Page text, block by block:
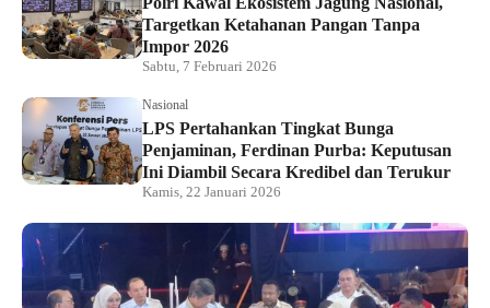
Targetkan Ketahanan Pangan Tanpa
Impor 2026
Sabtu, 7 Februari 2026
Nasional
LPS Pertahankan Tingkat Bunga
Penjaminan, Ferdinan Purba: Keputusan
Ini Diambil Secara Kredibel dan Terukur
Kamis, 22 Januari 2026